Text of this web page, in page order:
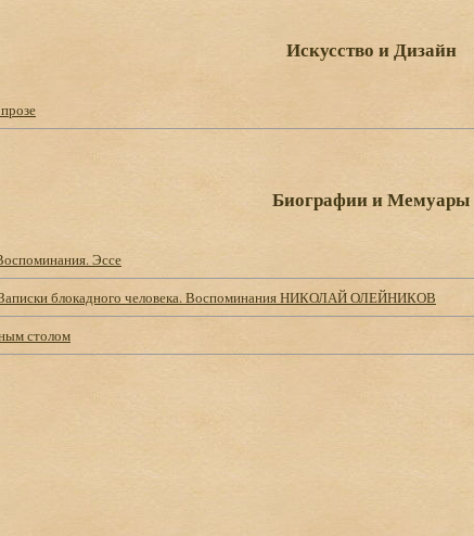
Искусство и Дизайн
Биографии и Мемуары
Эссе
блокадного человека. Воспоминания НИКОЛАЙ ОЛЕЙНИКОВ
столом